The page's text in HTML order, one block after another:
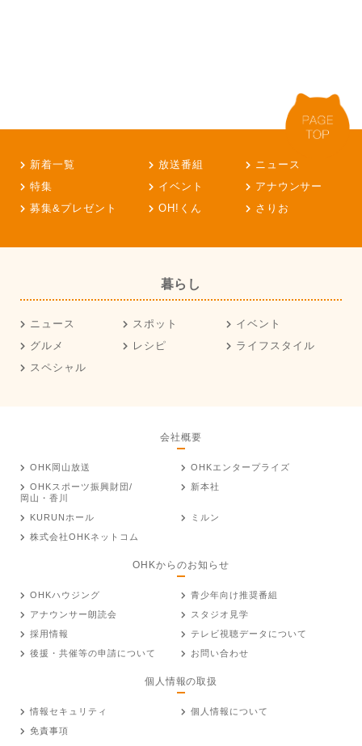
新着一覧 放送番組
ニュース
特集
イベント
アナウンサー
募集&プレゼント
OH!くん さりお
暮らし
ニュース スポット
イベント
グルメ
レシピ
ライフスタイル
スペシャル
会社概要
OHK岡山放送
OHKエンタープライズ
OHKスポーツ振興財団/
岡山・香川
新本社
KURUNホール
ミルン
株式会社OHKネットコム
OHKからのお知らせ
OHKハウジング
青少年向け推奨番組
アナウンサー朗読会
スタジオ見学
採用情報
テレビ視聴データについて
後援・共催等の申請について
お問い合わせ
個人情報の取扱
情報セキュリティ
個人情報について
免責事項